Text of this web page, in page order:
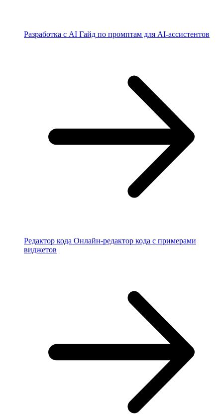
Разработка с AI Гайд по промптам для AI-ассистентов
Редактор кода Онлайн-редактор кода с примерами
виджетов